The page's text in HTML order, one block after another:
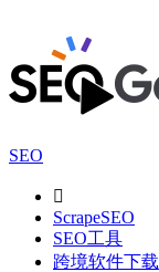
SEO

ScrapeSEO
SEO工具
跨境软件下载